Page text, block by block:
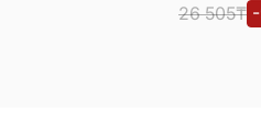
26 505₸ -